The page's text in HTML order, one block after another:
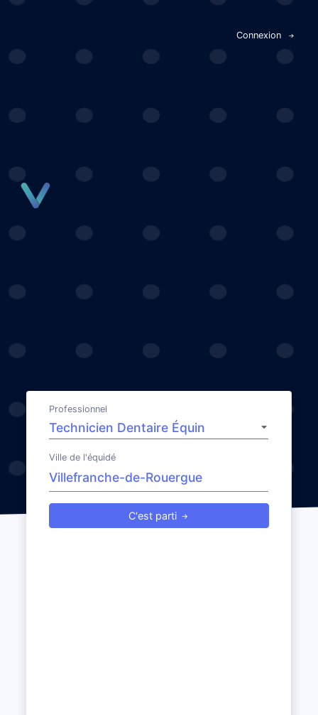
Connexion
Professionnel
Ville de l'équidé
C'est parti